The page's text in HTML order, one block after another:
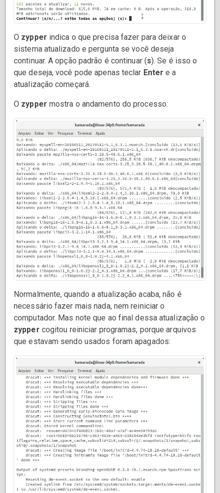
O zypper indica o que precisa fazer para deixar o
sistema atualizado e pergunta se você deseja
continuar. A opção padrão é continuar (s). Se é isso o
que deseja, você pode apenas teclar Enter e a
atualização começará.
O zypper mostra o andamento do processo:
Normalmente, quando a atualização acaba, não é
necessário fazer mais nada, nem reiniciar o
computador. Mas note que ao final dessa atualização o
zypper cogitou reiniciar programas, porque arquivos
que estavam sendo usados foram apagados: